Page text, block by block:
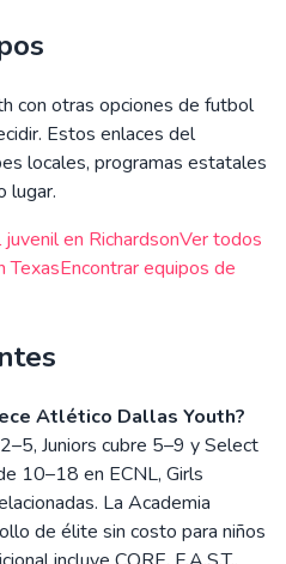
con otras opciones de futbol
Estos enlaces del
locales, programas estatales
lugar.
en RichardsonVer todos
TexasEncontrar equipos de
Atlético Dallas Youth?
Juniors cubre 5–9 y Select
10–18 en ECNL, Girls
La Academia
de élite sin costo para niños